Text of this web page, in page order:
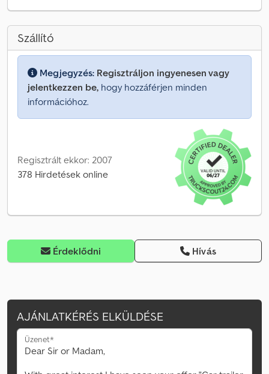
Szállító
Megjegyzés: Regisztráljon ingyenesen vagy
jelentkezzen be, hogy hozzáférjen minden
információhoz.
Regisztrált ekkor: 2007
378 Hirdetések online
Érdeklődni Hívás
AJÁNLATKÉRÉS ELKÜLDÉSE
Üzenet*